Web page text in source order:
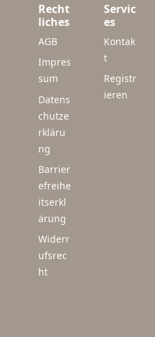
Recht
liches
AGB
Impres
sum
Datens
chutze
rkläru
ng
Barrier
efreihe
itserkl
ärung
Widerr
ufsrec
ht
Servic
es
Kontak
t
Registr
ieren